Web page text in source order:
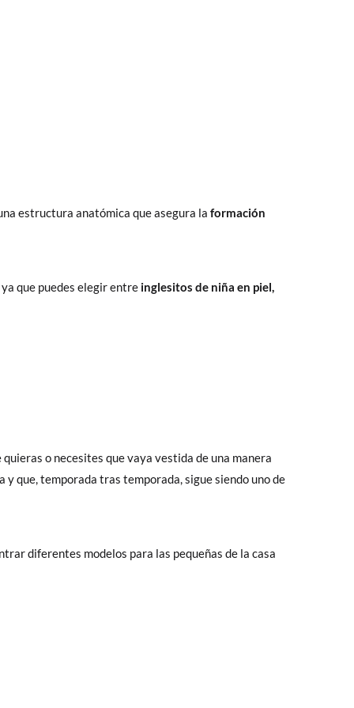
estructura anatómica que asegura la formación
que puedes elegir entre inglesitos de niña en piel,
o necesites que vaya vestida de una manera
y que, temporada tras temporada, sigue siendo uno de
diferentes modelos para las pequeñas de la casa